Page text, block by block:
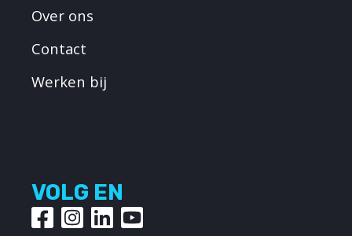
Over ons
Contact
Werken bij
VOLG EN